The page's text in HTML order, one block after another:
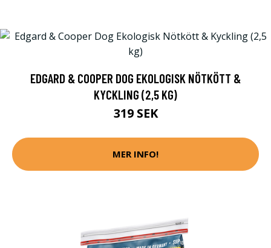
EDGARD & COOPER DOG EKOLOGISK NÖTKÖTT &
KYCKLING (2,5 KG)
319 SEK
MER INFO!